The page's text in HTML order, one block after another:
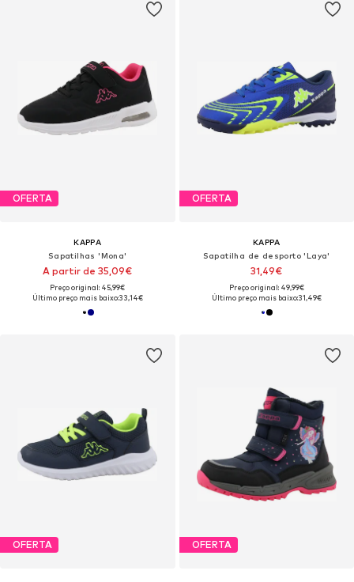
OFERTA
KAPPA
Sapatilhas 'Mona'
A partir de 35,09€
Preço original: 45,99€
Último preço mais baixo:33,14€
OFERTA
KAPPA
Sapatilha de desporto 'Laya'
31,49€
Preço original: 49,99€
Último preço mais baixo:31,49€
OFERTA OFERTA